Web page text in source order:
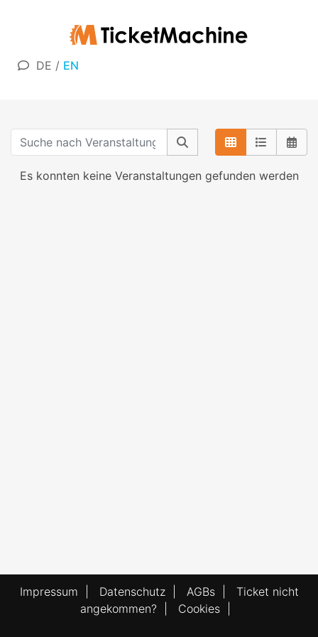
DE / EN
Es konnten keine Veranstaltungen gefunden werden
Impressum Datenschutz| AGBs| Ticket nicht
angekommen?
Cookies